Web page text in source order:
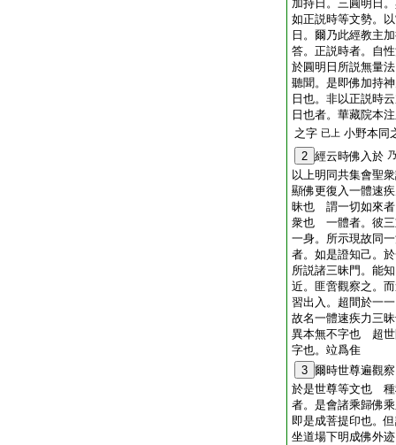
加持日。三圓明日
如正説時等文勢。
日。爾乃此經教主
答。正説時者。自
於圓明日所説無量
聽聞。是即佛加持
日也。非以正説時
日也者。華藏院本
之字 已上 小野本同
2 經云時佛入於
以上明同共集會聖
顯佛更復入一體速
昧也 謂一切如來者
衆也 一體者。彼三
一身。所示現故同
者。如是證知己。
所説諸三昧門。能
近。匪啻觀察之。
習出入。超間於一
故名一體速疾力三
異本無不字也 超世
字也。竝爲隹
3 爾時世尊遍觀
於是世尊等文也 種
者。是會諸乘歸佛
即是成菩提印也。
坐道場下明成佛外